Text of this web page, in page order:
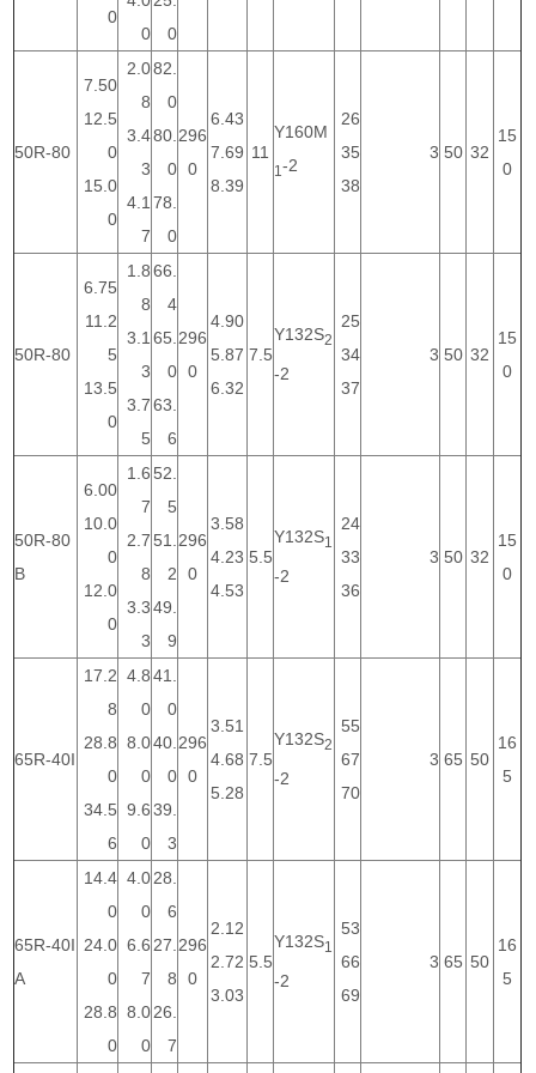
0
0
0
50R-80
7.50
12.5
0
15.0
0
2.0
8
3.4
3
4.1
7
82.
0
80.
0
78.
0
296
0
6.43
7.69
8.39
11
Y160M
1-2
26
35
38
3 50 32
15
0
50R-80
6.75
11.2
5
13.5
0
1.8
8
3.1
3
3.7
5
66.
4
65.
0
63.
6
296
0
4.90
5.87
6.32
7.5
Y132S2
-2
25
34
37
3 50 32
15
0
50R-80
B
6.00
10.0
0
12.0
0
1.6
7
2.7
8
3.3
3
52.
5
51.
2
49.
9
296
0
3.58
4.23
4.53
5.5
Y132S1
-2
24
33
36
3 50 32
15
0
65R-40I
17.2
8
28.8
0
34.5
6
4.8
0
8.0
0
9.6
0
41.
0
40.
0
39.
3
296
0
3.51
4.68
5.28
7.5
Y132S2
-2
55
67
70
3 65 50
16
5
65R-40I
A
14.4
0
24.0
0
28.8
0
4.0
0
6.6
7
8.0
0
28.
6
27.
8
26.
7
296
0
2.12
2.72
3.03
5.5
Y132S1
-2
53
66
69
3 65 50
16
5